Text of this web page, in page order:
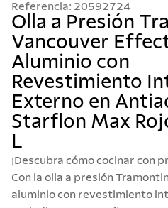
Referencia: 20592724
Olla a Presión
Vancouver
Aluminio con
Revestimiento
Externo en
Starflon Max
L
¡Descubra cómo cocinar con
Con la olla a presión
aluminio con revestimiento
2 .
sarten
3.
cubiertos
4 .
ollas
5.
acero inoxidable
6.
grano
8.
cuchillo
9.
442